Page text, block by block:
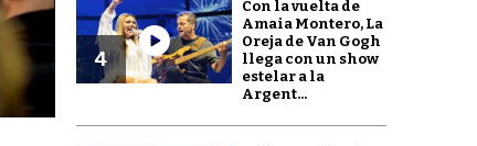
4
Con la vuelta de
Amaia Montero, La
Oreja de Van Gogh
llega con un show
estelar a la
Argent...